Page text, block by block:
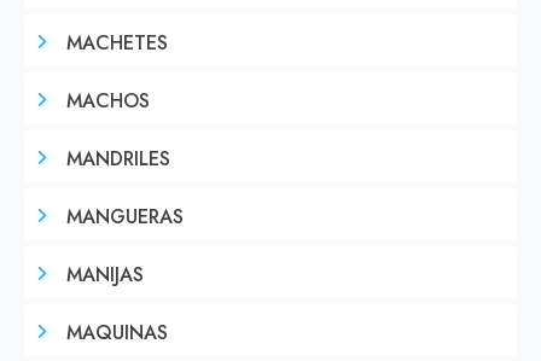
MACHETES
MACHOS
MANDRILES
MANGUERAS
MANIJAS
MAQUINAS